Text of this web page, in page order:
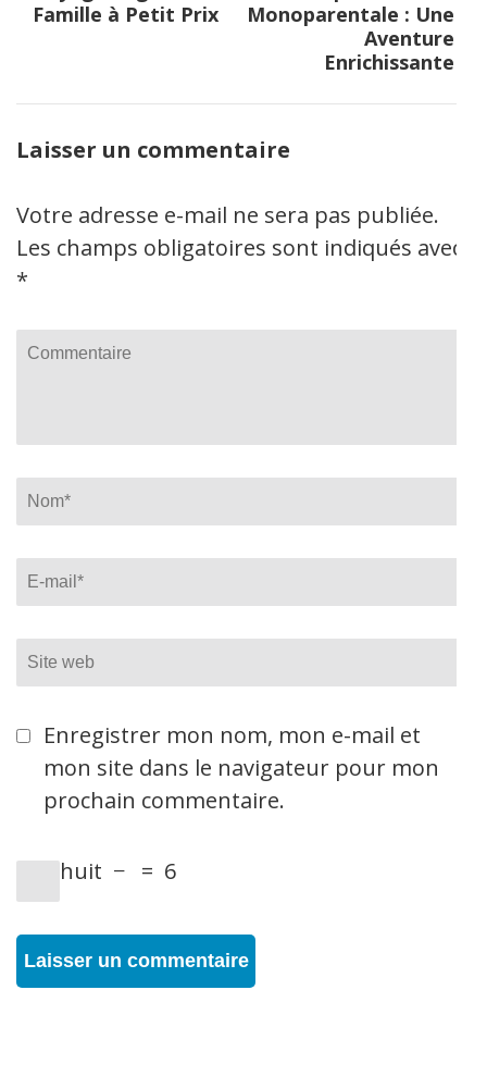
l’article
Famille à Petit Prix
Monoparentale : Une
Aventure
Enrichissante
Laisser un commentaire
Votre adresse e-mail ne sera pas publiée.
Les champs obligatoires sont indiqués avec
*
Commentaire
Name
Email*
Site
web
Enregistrer mon nom, mon e-mail et
mon site dans le navigateur pour mon
prochain commentaire.
huit − = 6